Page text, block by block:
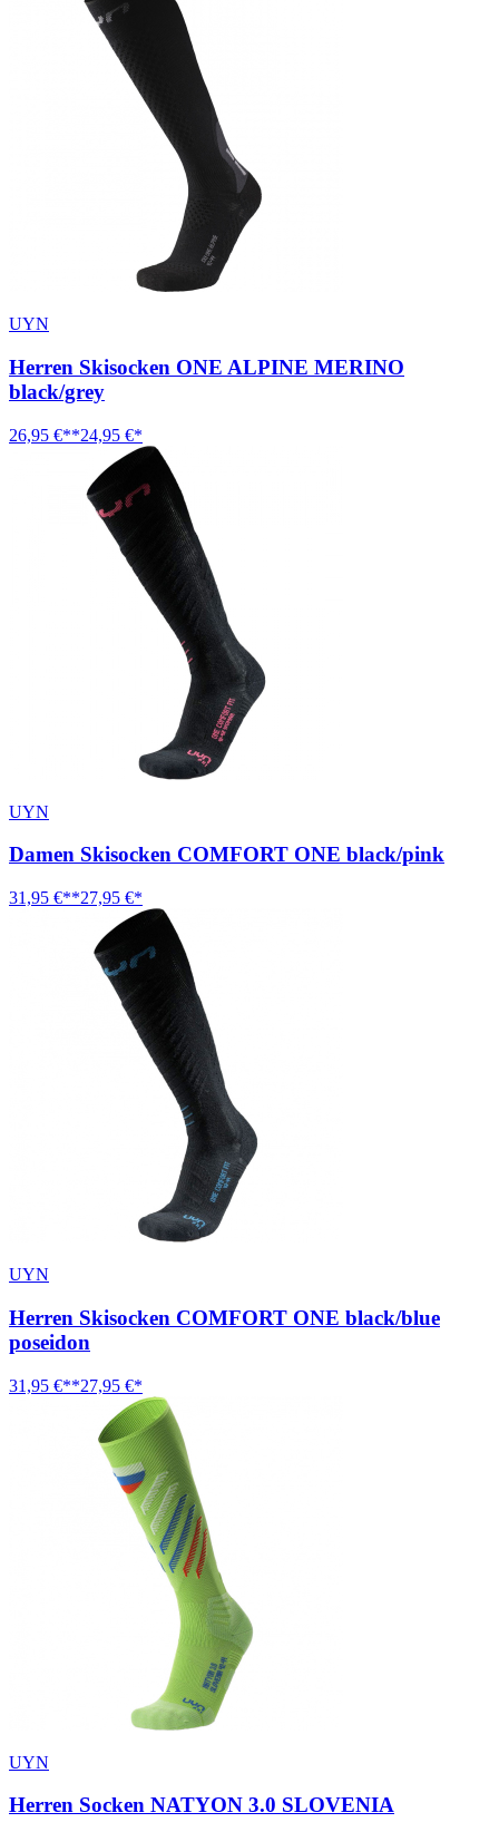
UYN
Herren Skisocken ONE ALPINE MERINO
black/grey
26,95 €**24,95 €*
UYN
Damen Skisocken COMFORT ONE black/pink
31,95 €**27,95 €*
UYN
Herren Skisocken COMFORT ONE black/blue
poseidon
31,95 €**27,95 €*
UYN
Herren Socken NATYON 3.0 SLOVENIA